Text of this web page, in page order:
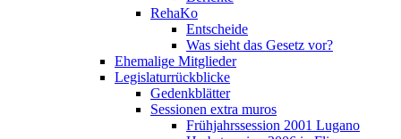
RehaKo
Entscheide
Was sieht das Gesetz vor?
Ehemalige Mitglieder
Legislaturrückblicke
Gedenkblätter
Sessionen extra muros
Frühjahrssession 2001 Lugano